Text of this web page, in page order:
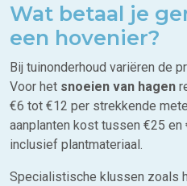
Wat betaal je
een hovenier?
Bij tuinonderhoud variëren de
Voor het snoeien van hagen
€6 tot €12 per strekkende
aanplanten kost tussen €25 en
inclusief plantmateriaal.
Specialistische klussen zoals